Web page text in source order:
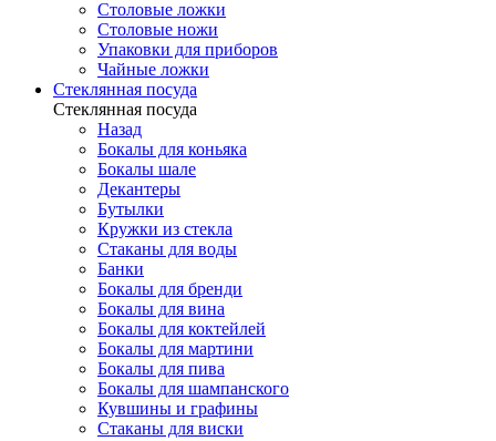
Столовые ложки
Столовые ножи
Упаковки для приборов
Чайные ложки
Стеклянная посуда
Стеклянная посуда
Назад
Бокалы для коньяка
Бокалы шале
Декантеры
Бутылки
Кружки из стекла
Стаканы для воды
Банки
Бокалы для бренди
Бокалы для вина
Бокалы для коктейлей
Бокалы для мартини
Бокалы для пива
Бокалы для шампанского
Кувшины и графины
Стаканы для виски